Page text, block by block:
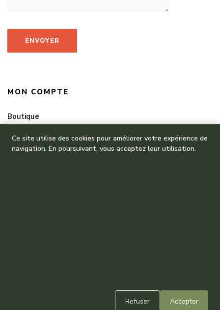
MON COMPTE
Boutique
Mes commandes
Ce site utilise des cookies pour améliorer votre expérience de
navigation. En poursuivant, vous acceptez leur utilisation.
Refuser Accepter